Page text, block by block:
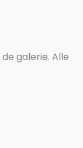
galerie. Alle